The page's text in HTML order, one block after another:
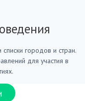
городов и стран.
для участия в